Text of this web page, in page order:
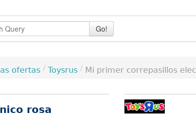
Go!
ofertas / Toysrus / Mi primer correpasillos
rosa